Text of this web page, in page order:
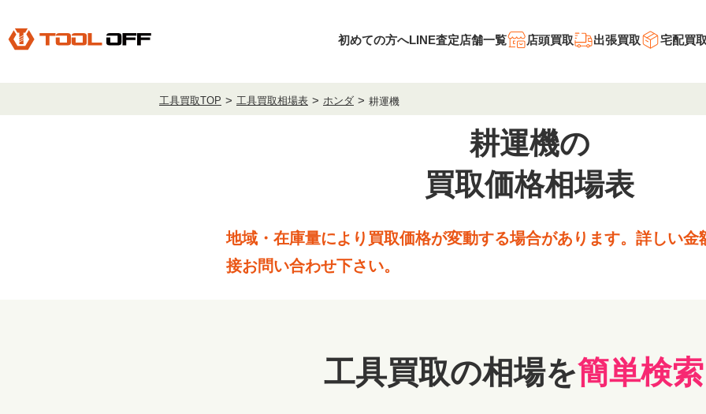
初めての方へLINE査定店舗一覧 店頭買取 出張買取 宅配買取
工具買取TOP 工具買取相場表 ホンダ 耕運機
耕運機の
買取価格相場表
地域・在庫量により買取価格が変動する場合があります。 詳しい金
接お問い合わせ下さい。
工具買取の相場を簡単検索